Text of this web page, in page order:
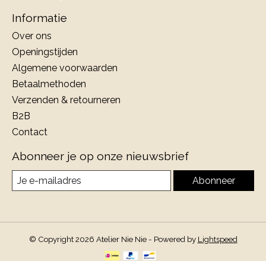
Informatie
Over ons
Openingstijden
Algemene voorwaarden
Betaalmethoden
Verzenden & retourneren
B2B
Contact
Abonneer je op onze nieuwsbrief
Abonneer
© Copyright 2026 Atelier Nie Nie - Powered by Lightspeed